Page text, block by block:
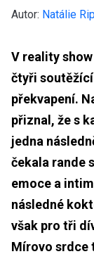
Autor: Natálie
V reality show
čtyři soutěžící
překvapení.
přiznal, že s
jedna
čekala rande
emoce a
následné
však pro tři
Mírovo srdce